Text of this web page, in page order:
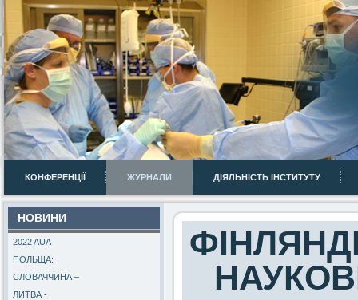
КОНФЕРЕНЦІЇ ЖУРНАЛИ ДІЯЛЬНІСТЬ ІНСТИТУТУ
НОВИНИ
2022 AUA
ПОЛЬЩА:
СЛОВАЧЧИНА –
ЛИТВА -